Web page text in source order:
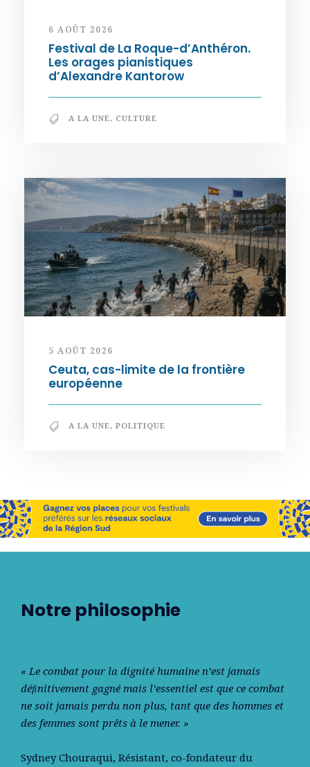
6 AOÛT 2026
Festival de La Roque-d’Anthéron.
Les orages pianistiques
d’Alexandre Kantorow
A LA UNE, CULTURE
5 AOÛT 2026
Ceuta, cas-limite de la frontière
européenne
A LA UNE, POLITIQUE
Notre philosophie
« Le combat pour la dignité humaine n’est jamais
déﬁnitivement gagné mais l’essentiel est que ce combat
ne soit jamais perdu non plus, tant que des hommes et
des femmes sont prêts à le mener. »
Sydney Chouraqui, Résistant, co-fondateur du